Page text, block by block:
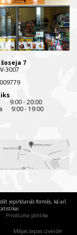
7
3007
9:00 - 20:00
9:00 - 19:00
iepirkšanās formās, kā arī
Privātuma politika
Mājas lapas izveide